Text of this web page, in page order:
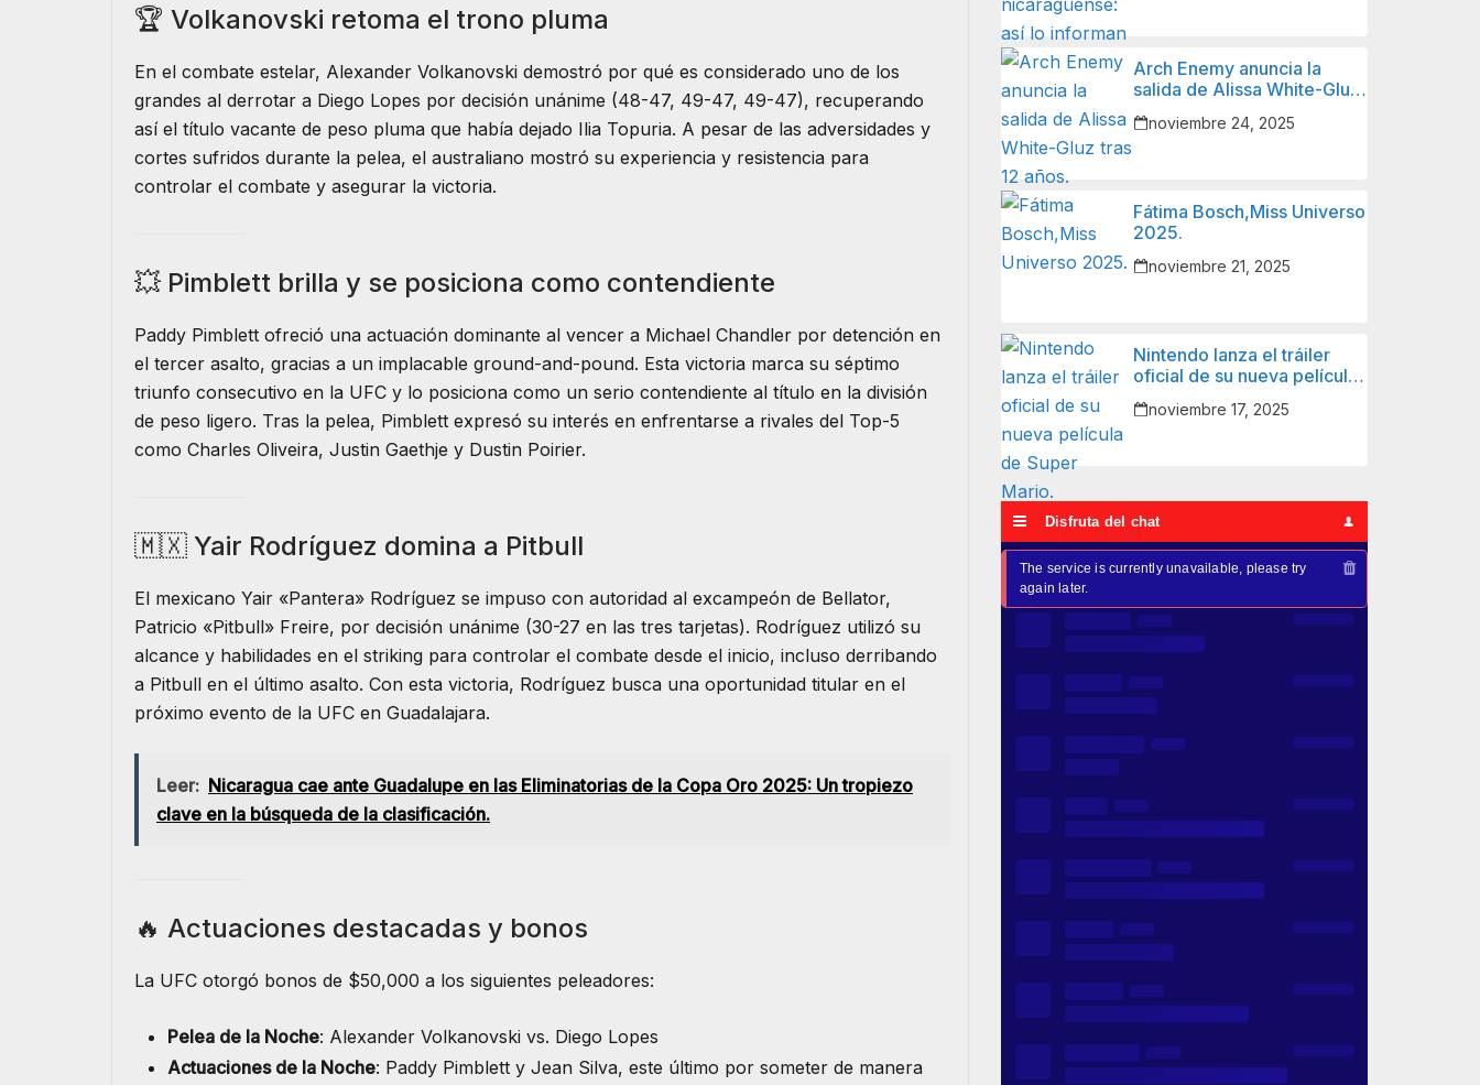
🏆 Volkanovski retoma el trono pluma
En el combate estelar, Alexander Volkanovski demostró por qué es considerado uno de los
grandes al derrotar a Diego Lopes por decisión unánime (48-47, 49-47, 49-47), recuperando
así el título vacante de peso pluma que había dejado Ilia Topuria. A pesar de las adversidades y
cortes sufridos durante la pelea, el australiano mostró su experiencia y resistencia para
controlar el combate y asegurar la victoria.
💥 Pimblett brilla y se posiciona como contendiente
Paddy Pimblett ofreció una actuación dominante al vencer a Michael Chandler por detención en
el tercer asalto, gracias a un implacable ground-and-pound. Esta victoria marca su séptimo
triunfo consecutivo en la UFC y lo posiciona como un serio contendiente al título en la división
de peso ligero. Tras la pelea, Pimblett expresó su interés en enfrentarse a rivales del Top-5
como Charles Oliveira, Justin Gaethje y Dustin Poirier.
🇲🇽 Yair Rodríguez domina a Pitbull
El mexicano Yair «Pantera» Rodríguez se impuso con autoridad al excampeón de Bellator,
Patricio «Pitbull» Freire, por decisión unánime (30-27 en las tres tarjetas). Rodríguez utilizó su
alcance y habilidades en el striking para controlar el combate desde el inicio, incluso derribando
a Pitbull en el último asalto. Con esta victoria, Rodríguez busca una oportunidad titular en el
próximo evento de la UFC en Guadalajara.
Leer: Nicaragua cae ante Guadalupe en las Eliminatorias de la Copa Oro 2025: Un tropiezo
clave en la búsqueda de la clasificación.
🔥 Actuaciones destacadas y bonos
La UFC otorgó bonos de $50,000 a los siguientes peleadores:
Pelea de la Noche: Alexander Volkanovski vs. Diego Lopes
Actuaciones de la Noche: Paddy Pimblett y Jean Silva, este último por someter de manera
Arch Enemy anuncia la
salida de Alissa White-Gluz
tras 12 años.
noviembre 24, 2025
Fátima Bosch,Miss Universo
2025.
noviembre 21, 2025
Nintendo lanza el tráiler
oficial de su nueva película
de Super Mario.
noviembre 17, 2025